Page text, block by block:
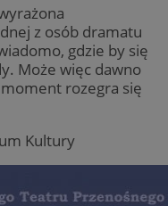
z osób dramatu
gdzie by się
Może więc dawno
rozegra się
Kultury